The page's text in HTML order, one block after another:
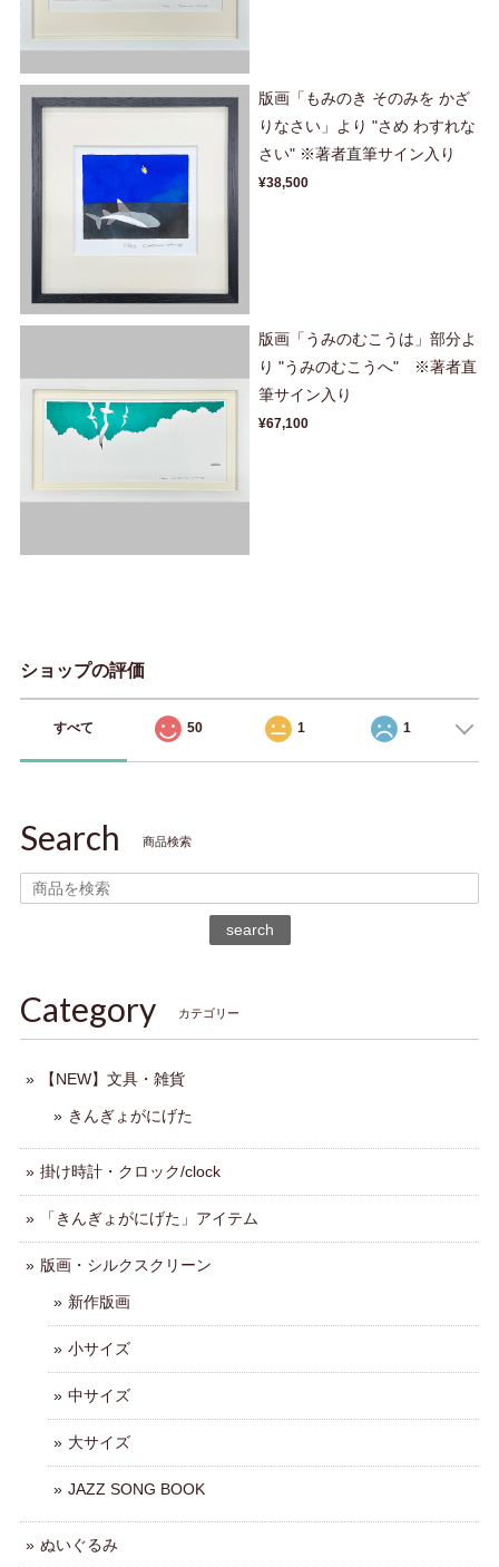
版画「もみのき そのみを かざ
りなさい」より "さめ わすれな
さい" ※著者直筆サイン入り
¥38,500
版画「うみのむこうは」部分よ
り "うみのむこうへ" ※著者直
筆サイン入り
¥67,100
ショップの評価
すべて 50 1 1
Search 商品検索
search
Category カテゴリー
【NEW】文具・雑貨
きんぎょがにげた
掛け時計・クロック/clock
「きんぎょがにげた」アイテム
版画・シルクスクリーン
新作版画
小サイズ
中サイズ
大サイズ
JAZZ SONG BOOK
ぬいぐるみ